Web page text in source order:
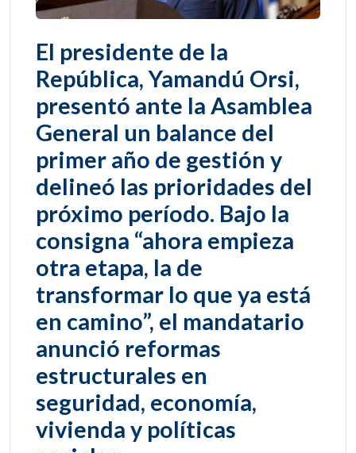
El presidente de la
República, Yamandú Orsi,
presentó ante la Asamblea
General un balance del
primer año de gestión y
delineó las prioridades del
próximo período. Bajo la
consigna “ahora empieza
otra etapa, la de
transformar lo que ya está
en camino”, el mandatario
anunció reformas
estructurales en
seguridad, economía,
vivienda y políticas